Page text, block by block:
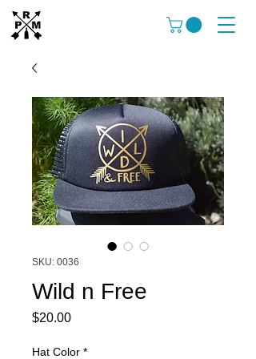
SKU: 0036
Wild n Free
$20.00Price
Hat Color *